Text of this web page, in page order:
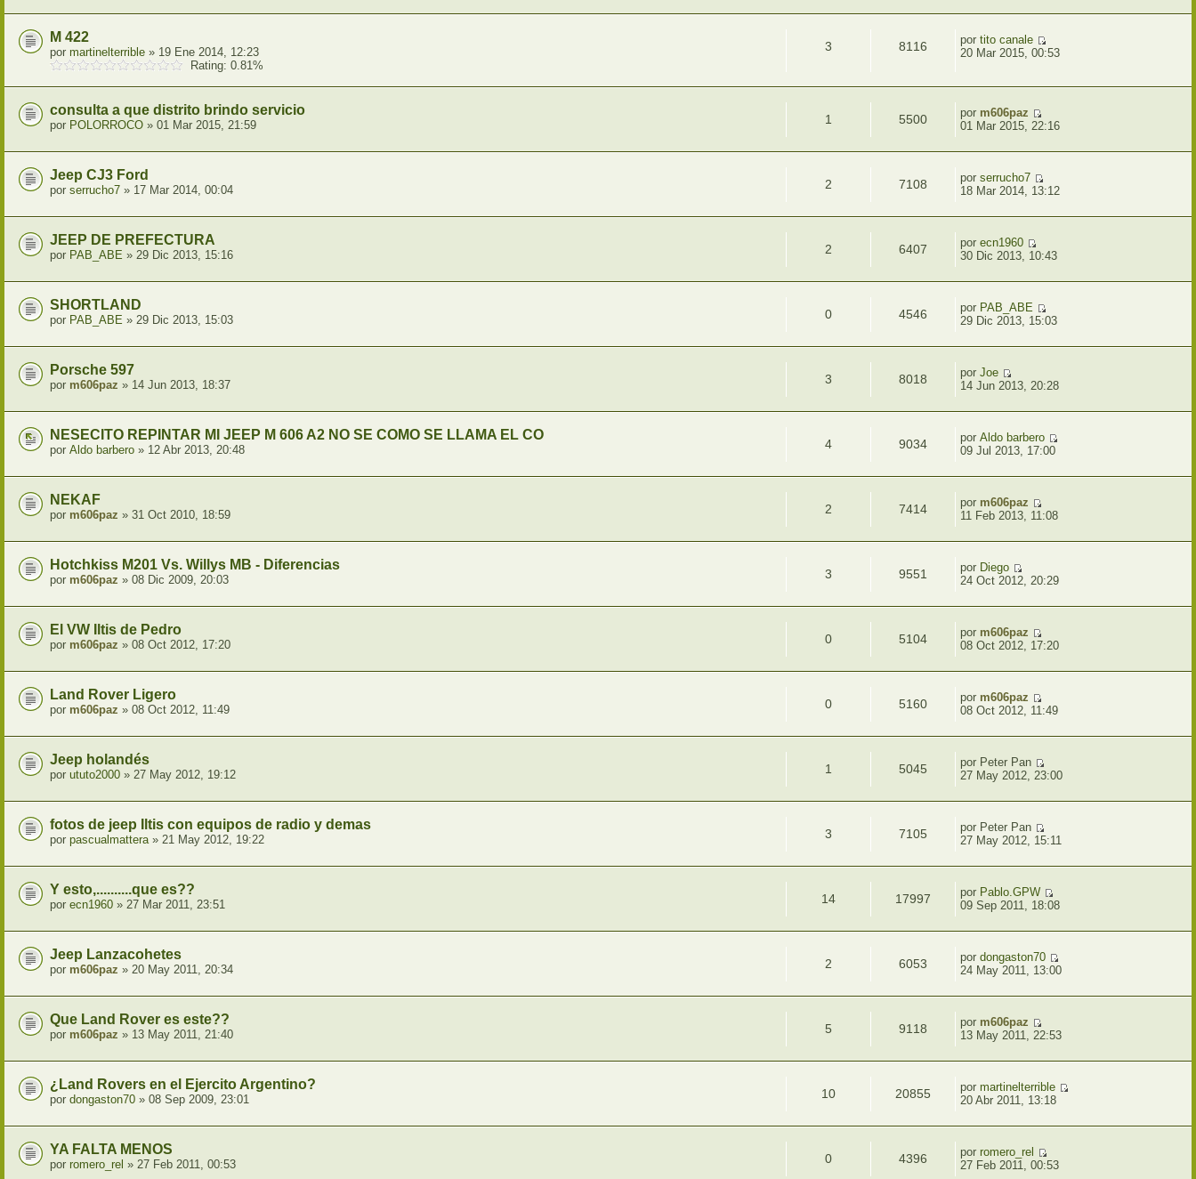
M 422
por martinelterrible » 19 Ene 2014, 12:23
Rating: 0.81%
3 8116 por tito canale
20 Mar 2015, 00:53
consulta a que distrito brindo servicio
por POLORROCO » 01 Mar 2015, 21:59 1 5500 por m606paz
01 Mar 2015, 22:16
Jeep CJ3 Ford
por serrucho7 » 17 Mar 2014, 00:04 2 7108 por serrucho7
18 Mar 2014, 13:12
JEEP DE PREFECTURA
por PAB_ABE » 29 Dic 2013, 15:16 2 6407 por ecn1960
30 Dic 2013, 10:43
SHORTLAND
por PAB_ABE » 29 Dic 2013, 15:03 0 4546 por PAB_ABE
29 Dic 2013, 15:03
Porsche 597
por m606paz » 14 Jun 2013, 18:37 3 8018 por Joe
14 Jun 2013, 20:28
NESECITO REPINTAR MI JEEP M 606 A2 NO SE COMO SE LLAMA EL CO
por Aldo barbero » 12 Abr 2013, 20:48 4 9034 por Aldo barbero
09 Jul 2013, 17:00
NEKAF
por m606paz » 31 Oct 2010, 18:59 2 7414 por m606paz
11 Feb 2013, 11:08
Hotchkiss M201 Vs. Willys MB - Diferencias
por m606paz » 08 Dic 2009, 20:03 3 9551 por Diego
24 Oct 2012, 20:29
El VW Iltis de Pedro
por m606paz » 08 Oct 2012, 17:20 0 5104 por m606paz
08 Oct 2012, 17:20
Land Rover Ligero
por m606paz » 08 Oct 2012, 11:49 0 5160 por m606paz
08 Oct 2012, 11:49
Jeep holandés
por ututo2000 » 27 May 2012, 19:12 1 5045
por Peter Pan
27 May 2012, 23:00
fotos de jeep Iltis con equipos de radio y demas
por pascualmattera » 21 May 2012, 19:22 3 7105
por Peter Pan
27 May 2012, 15:11
Y esto,..........que es??
por ecn1960 » 27 Mar 2011, 23:51 14 17997 por Pablo.GPW
09 Sep 2011, 18:08
Jeep Lanzacohetes
por m606paz » 20 May 2011, 20:34 2 6053 por dongaston70
24 May 2011, 13:00
Que Land Rover es este??
por m606paz » 13 May 2011, 21:40 5 9118 por m606paz
13 May 2011, 22:53
¿Land Rovers en el Ejercito Argentino?
por dongaston70 » 08 Sep 2009, 23:01 10 20855 por martinelterrible
20 Abr 2011, 13:18
YA FALTA MENOS
por romero_rel » 27 Feb 2011, 00:53 0 4396 por romero_rel
27 Feb 2011, 00:53